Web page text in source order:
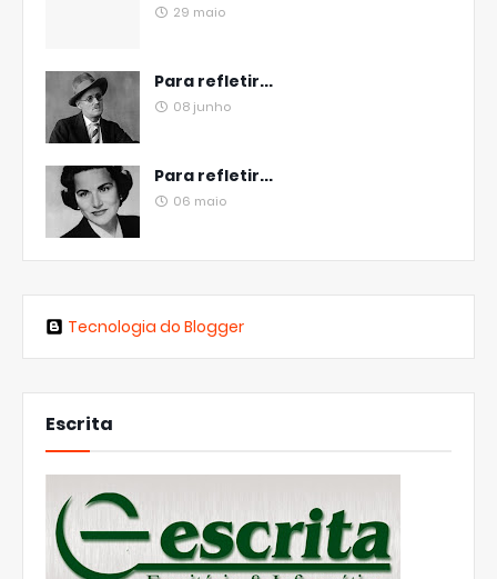
29 maio
Para refletir...
08 junho
Para refletir...
06 maio
Tecnologia do Blogger
Escrita